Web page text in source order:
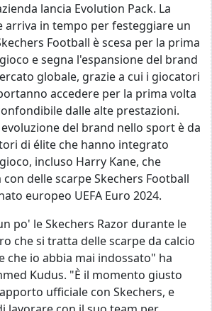
lancia Evolution Pack. La
arriva in tempo per festeggiare un
Football è scesa per la prima
e segna l'espansione del brand
globale, grazie a cui i giocatori
accedere per la prima volta
dalle alte prestazioni.
del brand nello sport è da
di élite che hanno integrato
incluso Harry Kane, che
delle scarpe Skechers Football
europeo UEFA Euro 2024.
po' le Skechers Razor durante le
che si tratta delle scarpe da calcio
che io abbia mai indossato" ha
Kudus. "È il momento giusto
ufficiale con Skechers, e